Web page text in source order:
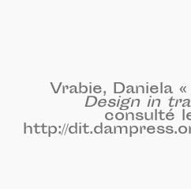
Vrabie, Daniela
Design in
consulté
http://